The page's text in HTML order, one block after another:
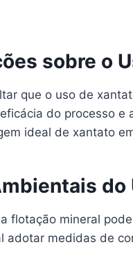
sobre o
que o uso de
do processo
ideal de xantato
do
flotação mineral
adotar medidas de